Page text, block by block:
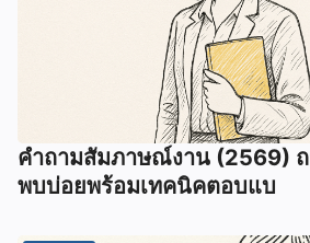
คำถามสัมภาษณ์งาน (2569)
พบบ่อยพร้อมเทคนิคตอบแบ